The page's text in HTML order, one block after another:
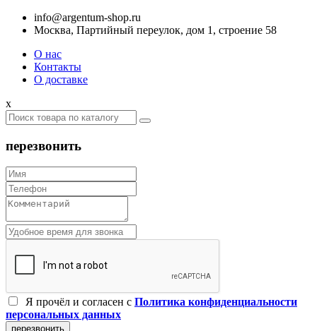
info@argentum-shop.ru
Москва, Партийный переулок, дом 1, строение 58
О нас
Контакты
О доставке
x
перезвонить
Я прочёл и согласен c Политика конфиденциальности
персональных данных